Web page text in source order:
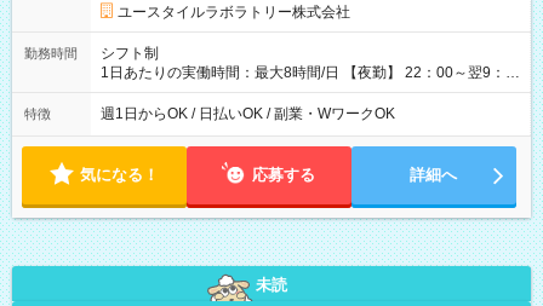
ユースタイルラボラトリー株式会社
勤務時間
シフト制
1日あたりの実働時間：最大8時間/日 【夜勤】 22：00～翌9：
00 ※週1日～OK ／ 夜勤専従 ＊＊ 勤務時間例 ＊＊ ■22時か
ら翌7時 ■23時から翌8時 ■24時から翌9時 など ※上記の時間
ます。 ※曜日固定（毎週同じ曜日での勤務となります）
特徴 週1日からOK / 日払いOK / 副業・WワークOK
気になる！ 応募する 詳細へ
未読